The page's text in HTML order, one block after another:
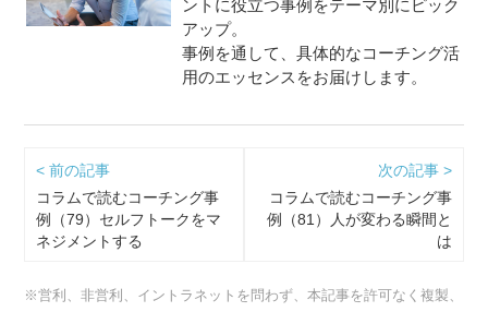
ントに役立つ事例をテーマ別にピック
アップ。
事例を通して、具体的なコーチング活
用のエッセンスをお届けします。
< 前の記事
コラムで読むコーチング事
例（79）セルフトークをマ
ネジメントする
次の記事 >
コラムで読むコーチング事
例（81）人が変わる瞬間と
は
※営利、非営利、イントラネットを問わず、本記事を許可なく複製、